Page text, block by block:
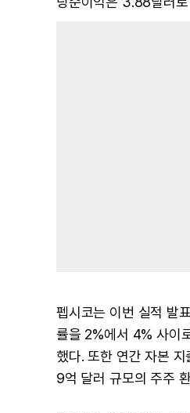
펩시코는 이번 실적 발
률을 2%에서 4% 사이
했다. 또한 연간 자본
9억 달러 규모의 주주